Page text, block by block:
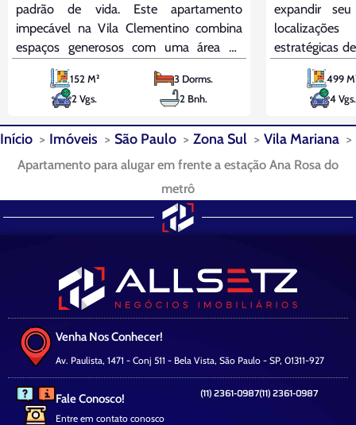
padrão de vida. Este apartamento
impecável na Vila Clementino combina
espaços generosos com uma área de
lazer extraordinária. O living para dois
ambientes é um convite à convivência,
enquanto a cozinha planejada e a
dependência completa de serviço
oferecem a máxima conveniência.
152 M²
3 Dorms.
2 Vgs.
2 Bnh.
expandir
estratégicas
imóvel
construída
está
Ipiranga. O
estrutura
499
4 Vgs.
Início Imóveis São Paulo Zona Sul Vila Mariana
Apartamento para alugar em frente a estação Ana Rosa do
metrô
Fale Conosco!
Entre em contato conosco
(11) 2361-0987(11) 2361-0987
Venha Nos Conhecer!
Av. Paulista, 1471 - Conj 511 - Bela Vista, São Paulo - SP, 01311-927